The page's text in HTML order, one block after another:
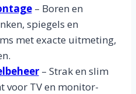
– Boren en
spiegels en
met exacte uitmeting,
– Strak en slim
voor TV en monitor-